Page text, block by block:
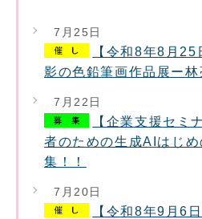
7月25日
【令和8年8月
影の色鉛筆画作品展ー
7月22日
【企業支援セミ
者のための生成AIはじ
集！！
7月20日
【令和8年9月6